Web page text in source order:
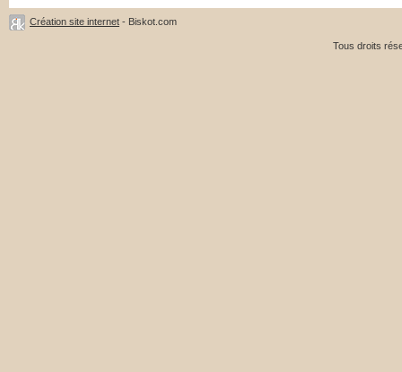
Création site internet - Biskot.com
Tous droits